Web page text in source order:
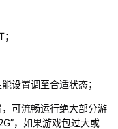
设置调至合适状态；
可流畅运行绝大部分游
，如果游戏包过大或